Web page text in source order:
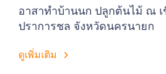
อาสาทำบ้านนก ปลูกต้นไม้ ณ
ปราการชล จังหวัดนครนายก
ดูเพิ่มเติม